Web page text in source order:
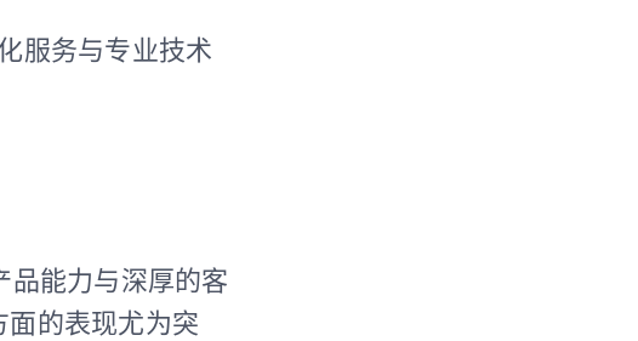
服务与专业技术
能力与深厚的客
的表现尤为突